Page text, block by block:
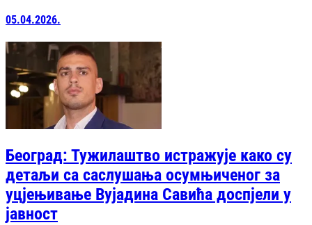
05.04.2026.
Београд: Тужилаштво истражује како су
детаљи са саслушања осумњиченог за
уцјењивање Вујадина Савића доспјели у
јавност